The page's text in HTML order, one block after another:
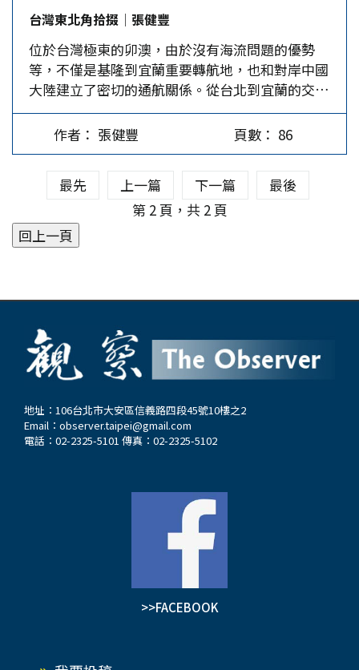
的非凡人生，國民黨監獄培育的共產黨人〉，是我
在2008年採訪他的口述歷史。賴丁旺是台南鄉下的
貧苦農民，生長於日本殖民時期，台灣光復時他18
歲，22歲因冤案在綠島坐牢10年。32歲出獄後，
在社會底層艱難地生活；1987年解嚴時他將近60
歲。賴丁旺晚年積極參與社會、政治活動，加入了
勞動黨、中國統一聯盟、政治受難人互助會。…
開發臺灣篳路藍縷之功，抵抗異族犧牲奮鬥之烈，
及有關民生之豐嗇、民德隆污與禮樂兵刑之制，均
詳加論列，並以經世致用之精神貫穿全書。 《臺
灣通史》參考史料，有連橫自己尋訪者，有前人著
述，亦有清史館之檔案，然而時當「改隸之際」，
兵馬倥傯，政府檔案都已散佚，私家收藏，更半付
祝融。尤其前人著述存著寥寥，以《臺灣府志》為
例，通行者唯余文儀《乾隆續修臺灣府志》一種而
已；清史館藏亦不過有關臺灣建省檔案而已。由於
史料之限制，遂使書中難免有謬誤之處，廈門大學
臺灣研究院副院長鄧孔昭教授已為此撰作《〈臺灣
通史〉辨誤》（台北：自立晚報，1991），最近廈
門大學陳支平教授又主編六卷本《臺灣通史》，由
瑜。 復台：臺灣者中國之土地也 連橫為彰顯「臺
灣者中國之土地也」，《臺灣通史》於《紀》首立
《開闢紀》，《列傳》首立《顏鄭列傳》，述說國
台灣東北角拾掇│張健豐
位於台灣極東的卯澳，由於沒有海流問題的優勢
等，不僅是基隆到宜蘭重要轉航地，也和對岸中國
大陸建立了密切的通航關係。從台北到宜蘭的交
通，從嶐嶺、草嶺古道到鐵路隧道的開闢。宜蘭頭
城沿海的石城、大溪、外澳也因鐵路受惠，更增添
了當地人文風貌。 台灣東北角海岸，除了今基
隆、新北市的瑞芳、貢寮，還包括宜蘭縣大里、大
溪海岸及頭城濱海。從清嘉慶17年（1812）噶瑪
蘭廳成立，到升格後的宜蘭縣，其範圍一度涵蓋了
貢寮的福隆、卯澳一帶。日據後，該兩地從宜蘭縣
劃出，造成今宜蘭縣頭城鎮石城里接壤新北市貢寮
站約20分鐘公車車程，距宜蘭市約30公里；位在日
據後所稱洋寮鼻西側，東側是台灣極東之點的三貂
角。由於該社區的卯澳灣沒有海流問題，周遭又有
舟」，也能浮潛、釣魚，感受漁村風貌，是許多人
心目中的秘境。2012年卯澳灣設立貢寮水產動植物
繁殖保育區，管制九孔、海膽、龍蝦、石花菜的採
學各階段的校外觀摩與教學，以讓莘莘學子感受人
與自然的距離，思考環境與個人的關係。 2017年
當局原要在此設立遊艇港專用區，後因當地民意反
彈喊卡，百年石頭屋、捕魚文化獲得保留；而近年
逃過「地下涵洞化」的命運。…
作者： 張健豐 頁數： 86
最先 上一篇 下一篇
最後
第 2 頁，共 2 頁
地址：106台北市大安區信義路四段45號10樓之2
Email： observer.taipei@gmail.com
電話：02-2325-5101 傳真：02-2325-5102
>>FACEBOOK